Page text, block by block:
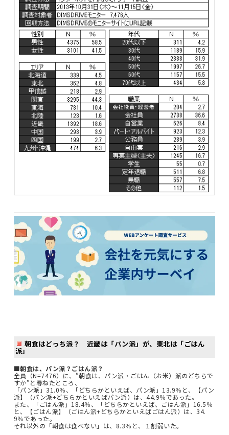
朝食はどっち派？ 近畿は「パン派」が、東北は「ごはん
派」
■朝食は、パン派？ごはん派？
全員（N=7476）に、”朝食は、パン派・ごはん（お米）派のどちらで
すか”と尋ねたところ、
「パン派」31.0％、「どちらかといえば、パン派」13.9％と、【パン
派】（パン派+どちらかといえばパン派）は、44.9％であった。
また、「ごはん派」18.4％、「どちらかといえば、ごはん派」16.5％
と、【ごはん派】（ごはん派+どちらかといえばごはん派）は、34.
9％であった。
それ以外の「朝食は食べない」は、8.3％と、１割弱いた。